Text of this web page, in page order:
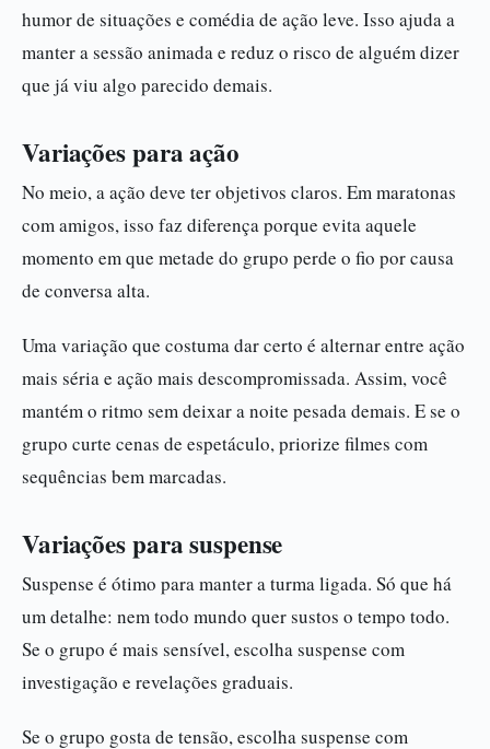
humor de situações e comédia de ação leve. Isso ajuda a
manter a sessão animada e reduz o risco de alguém dizer
que já viu algo parecido demais.
Variações para ação
No meio, a ação deve ter objetivos claros. Em maratonas
com amigos, isso faz diferença porque evita aquele
momento em que metade do grupo perde o fio por causa
de conversa alta.
Uma variação que costuma dar certo é alternar entre ação
mais séria e ação mais descompromissada. Assim, você
mantém o ritmo sem deixar a noite pesada demais. E se o
grupo curte cenas de espetáculo, priorize filmes com
sequências bem marcadas.
Variações para suspense
Suspense é ótimo para manter a turma ligada. Só que há
um detalhe: nem todo mundo quer sustos o tempo todo.
Se o grupo é mais sensível, escolha suspense com
investigação e revelações graduais.
Se o grupo gosta de tensão, escolha suspense com